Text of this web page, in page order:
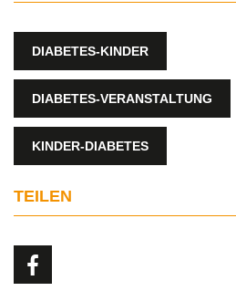
DIABETES-KINDER
DIABETES-VERANSTALTUNG
KINDER-DIABETES
TEILEN